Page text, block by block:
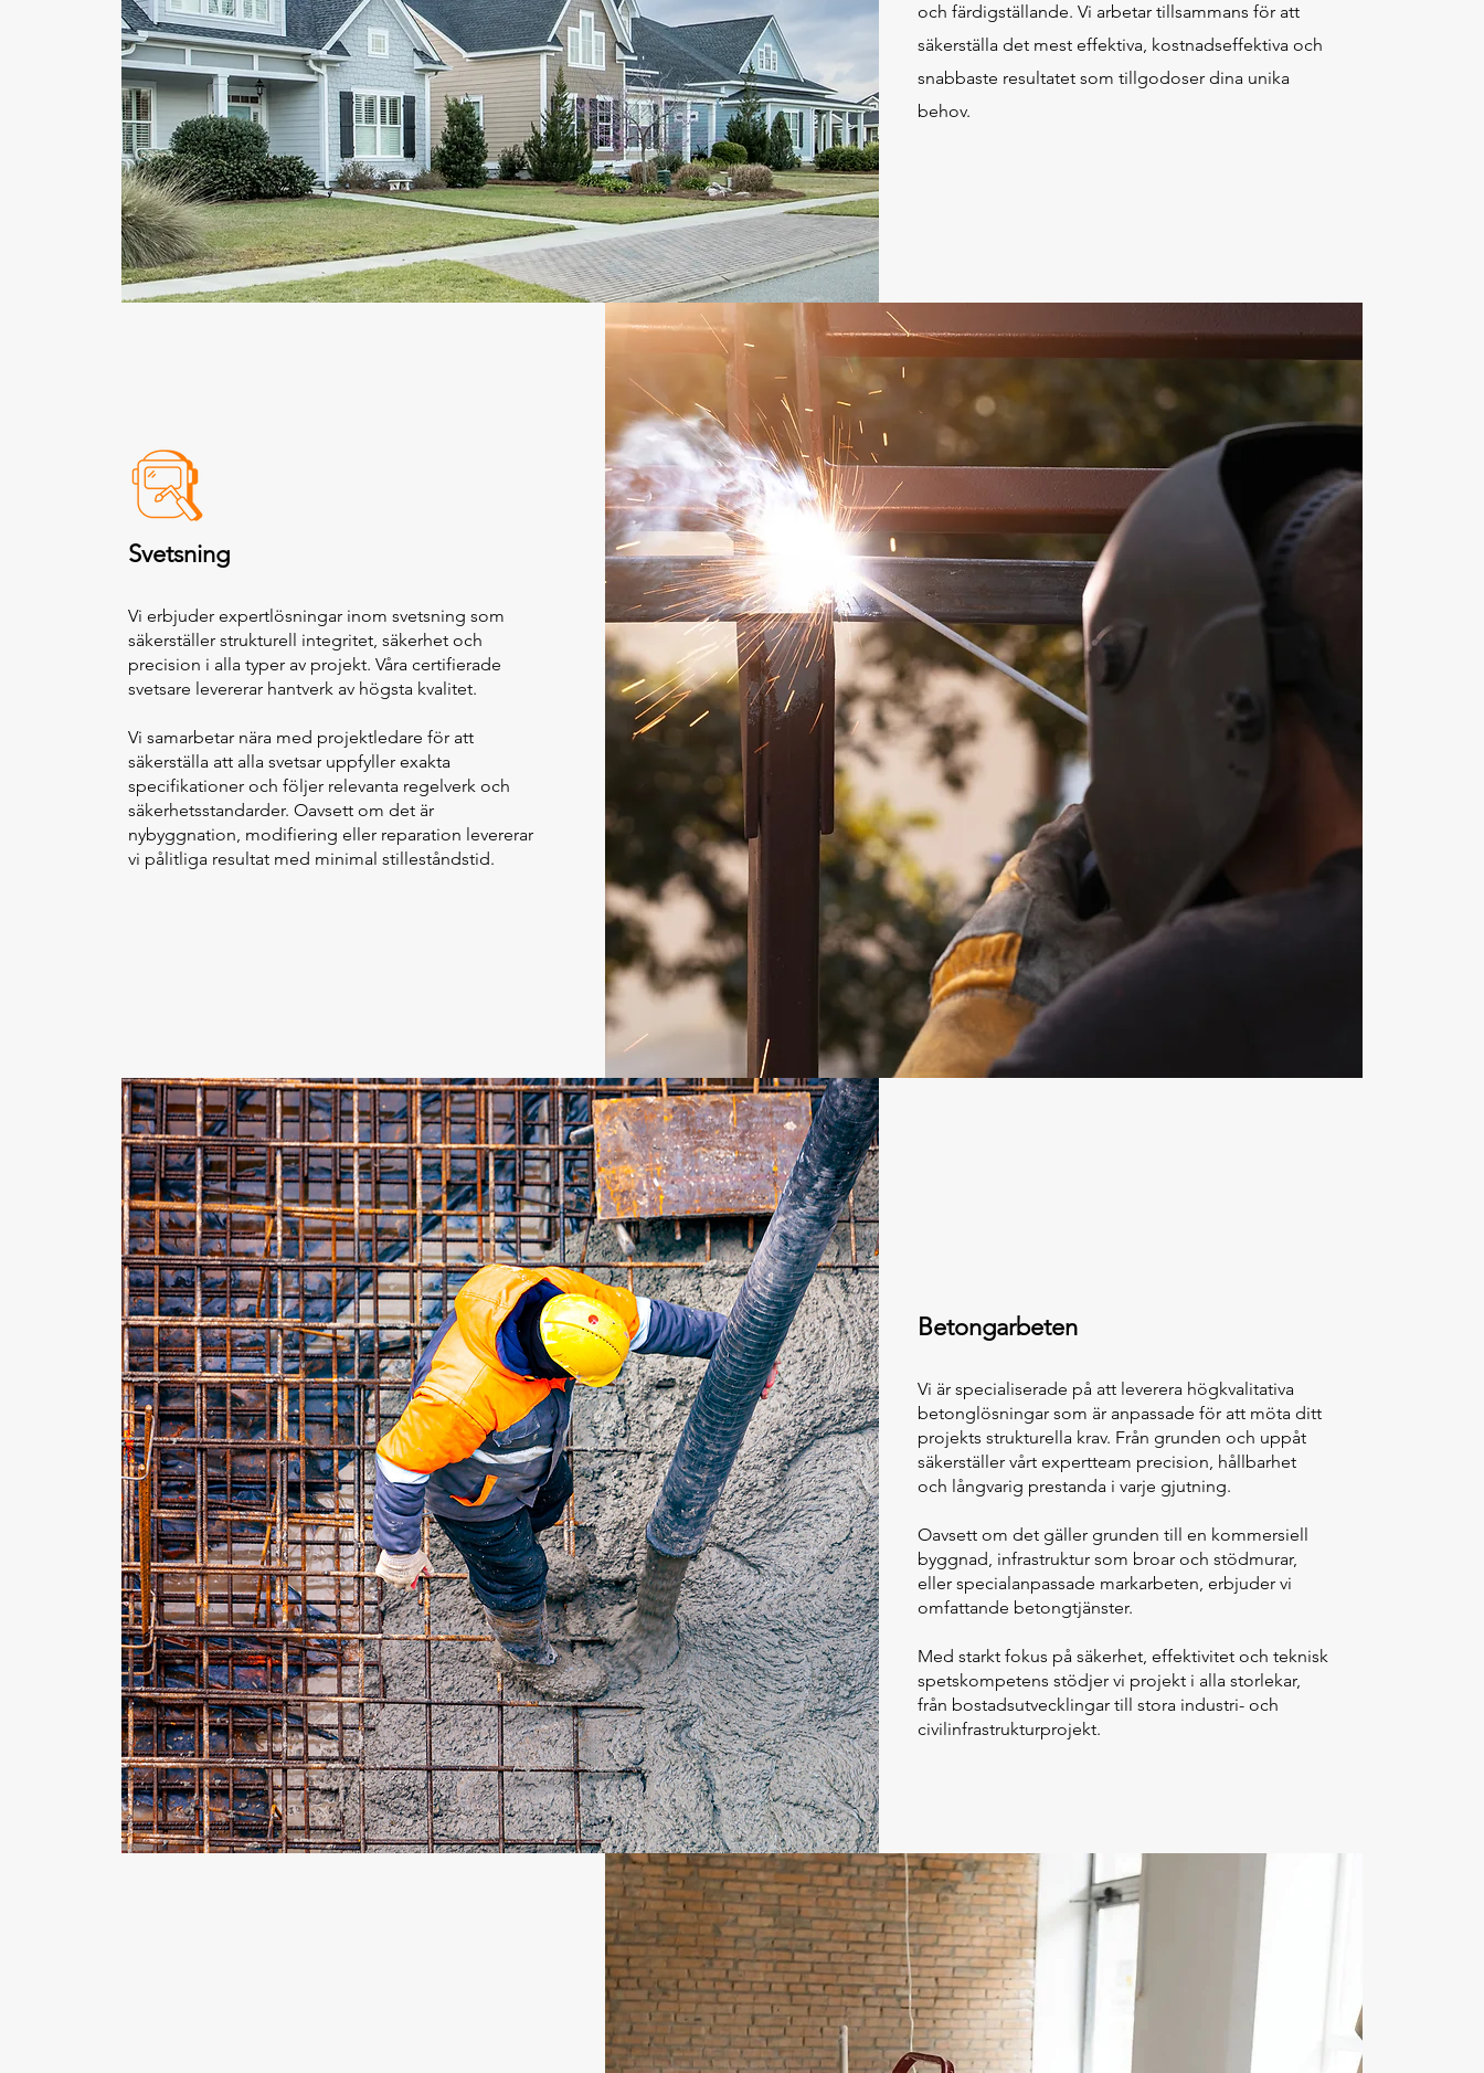
och färdigställande. Vi arbetar tillsammans för att
säkerställa det mest effektiva, kostnadseffektiva och
snabbaste resultatet som tillgodoser dina unika
behov.
Svetsning
Vi erbjuder expertlösningar inom svetsning som
säkerställer strukturell integritet, säkerhet och
precision i alla typer av projekt. Våra certifierade
svetsare levererar hantverk av högsta kvalitet.
Vi samarbetar nära med projektledare för att
säkerställa att alla svetsar uppfyller exakta
specifikationer och följer relevanta regelverk och
säkerhetsstandarder. Oavsett om det är
nybyggnation, modifiering eller reparation levererar
vi pålitliga resultat med minimal stilleståndstid.
Betongarbeten
Vi är specialiserade på att leverera högkvalitativa
betonglösningar som är anpassade för att möta ditt
projekts strukturella krav. Från grunden och uppåt
säkerställer vårt expertteam precision, hållbarhet
och långvarig prestanda i varje gjutning.
Oavsett om det gäller grunden till en kommersiell
byggnad, infrastruktur som broar och stödmurar,
eller specialanpassade markarbeten, erbjuder vi
omfattande betongtjänster.
Med starkt fokus på säkerhet, effektivitet och teknisk
spetskompetens stödjer vi projekt i alla storlekar,
från bostadsutvecklingar till stora industri- och
civilinfrastrukturprojekt.